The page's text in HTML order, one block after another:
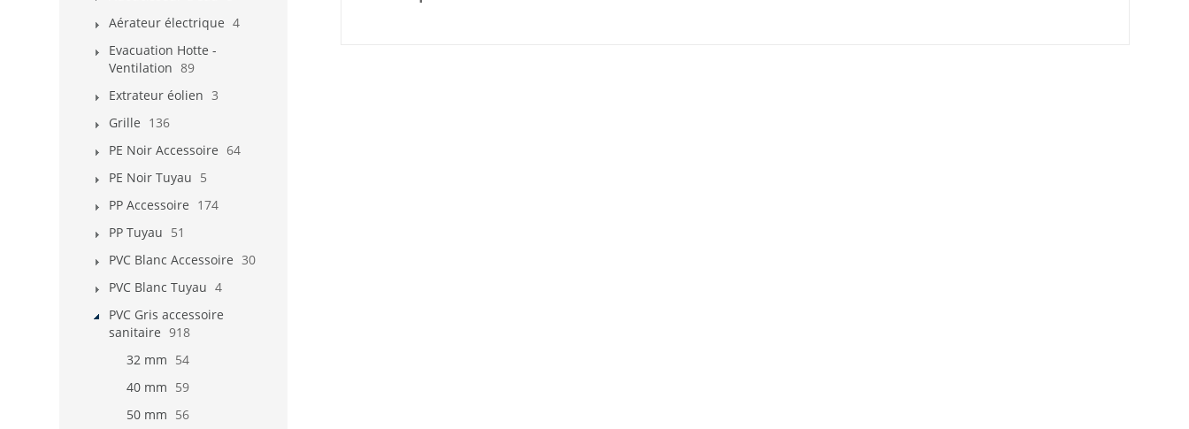
Aérateur électrique 4
Evacuation Hotte -
Ventilation 89
Extrateur éolien 3
Grille 136
PE Noir Accessoire 64
PE Noir Tuyau 5
PP Accessoire 174
PP Tuyau 51
PVC Blanc Accessoire 30
PVC Blanc Tuyau 4
PVC Gris accessoire
sanitaire 918
32 mm 54
40 mm 59
50 mm 56